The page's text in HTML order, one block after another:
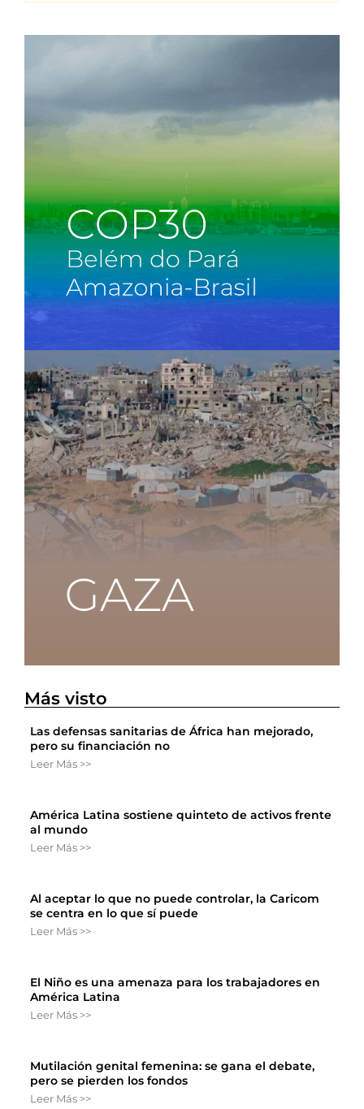
Más visto
Las defensas sanitarias de África han mejorado,
pero su financiación no
Leer Más >>
América Latina sostiene quinteto de activos frente
al mundo
Leer Más >>
Al aceptar lo que no puede controlar, la Caricom
se centra en lo que sí puede
Leer Más >>
El Niño es una amenaza para los trabajadores en
América Latina
Leer Más >>
Mutilación genital femenina: se gana el debate,
pero se pierden los fondos
Leer Más >>